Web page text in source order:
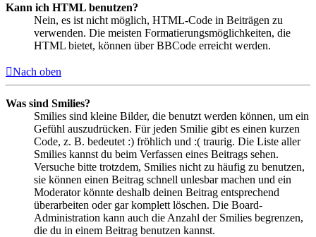
Kann ich HTML benutzen?
Nein, es ist nicht möglich, HTML-Code in Beiträgen zu
verwenden. Die meisten Formatierungsmöglichkeiten, die
HTML bietet, können über BBCode erreicht werden.
Nach oben
Was sind Smilies?
Smilies sind kleine Bilder, die benutzt werden können, um ein
Gefühl auszudrücken. Für jeden Smilie gibt es einen kurzen
Code, z. B. bedeutet :) fröhlich und :( traurig. Die Liste aller
Smilies kannst du beim Verfassen eines Beitrags sehen.
Versuche bitte trotzdem, Smilies nicht zu häufig zu benutzen,
sie können einen Beitrag schnell unlesbar machen und ein
Moderator könnte deshalb deinen Beitrag entsprechend
überarbeiten oder gar komplett löschen. Die Board-
Administration kann auch die Anzahl der Smilies begrenzen,
die du in einem Beitrag benutzen kannst.